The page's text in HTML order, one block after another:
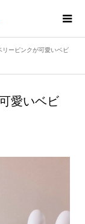
リーピンクが可愛いベビ
愛いベビ